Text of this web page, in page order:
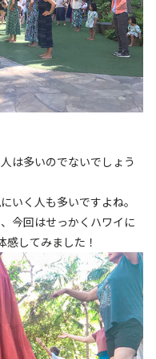
は多いのでないでしょう
いく人も多いですよね。
今回はせっかくハワイに
してみました！